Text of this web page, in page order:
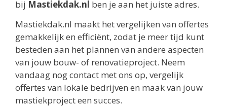
bij Mastiekdak.nl ben je aan het juiste adres.
Mastiekdak.nl maakt het vergelijken van offertes
gemakkelijk en efficiënt, zodat je meer tijd kunt
besteden aan het plannen van andere aspecten
van jouw bouw- of renovatieproject. Neem
vandaag nog contact met ons op, vergelijk
offertes van lokale bedrijven en maak van jouw
mastiekproject een succes.